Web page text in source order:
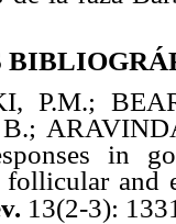
P.M.;
in
follicular and
13(2-3):